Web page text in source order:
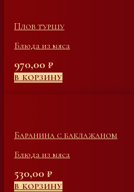
Плов туршу
Блюда из мяса
970,00 ₽
В КОРЗИНУ
Баранина с баклажаном
Блюда из мяса
530,00 ₽
В КОРЗИНУ